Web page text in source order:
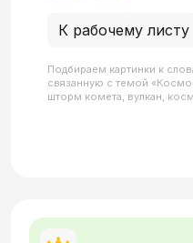
К рабочему листу
Подбираем картинки к
связанную с темой
шторм комета, вулкан,